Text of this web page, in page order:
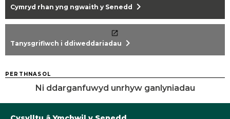
Cymryd rhan yng ngwaith y Senedd chevron_right
Tanysgrifiwch i ddiweddariadau chevron_right
PERTHNASOL
Ni ddarganfuwyd unrhyw ganlyniadau